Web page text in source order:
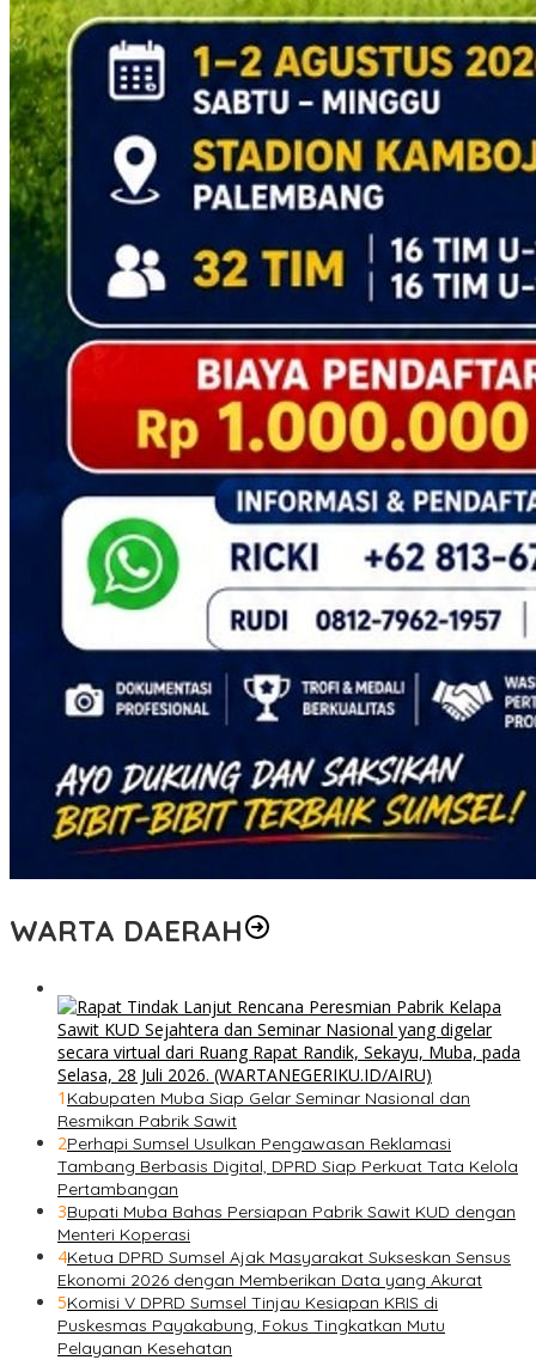
WARTA DAERAH
1 Kabupaten Muba Siap Gelar Seminar Nasional dan
Resmikan Pabrik Sawit
2Perhapi Sumsel Usulkan Pengawasan Reklamasi
Tambang Berbasis Digital, DPRD Siap Perkuat Tata Kelola
Pertambangan
3Bupati Muba Bahas Persiapan Pabrik Sawit KUD dengan
Menteri Koperasi
4Ketua DPRD Sumsel Ajak Masyarakat Sukseskan Sensus
Ekonomi 2026 dengan Memberikan Data yang Akurat
5Komisi V DPRD Sumsel Tinjau Kesiapan KRIS di
Puskesmas Payakabung, Fokus Tingkatkan Mutu
Pelayanan Kesehatan